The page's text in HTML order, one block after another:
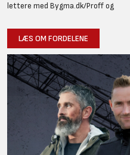
lettere med Bygma.dk/Proff og
LÆS OM FORDELENE